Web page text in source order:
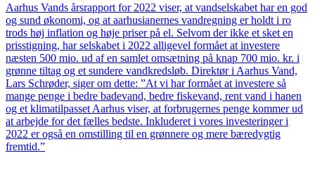
Aarhus Vands årsrapport for 2022 viser, at vandselskabet har en god
og sund økonomi, og at aarhusianernes vandregning er holdt i ro
trods høj inflation og høje priser på el. Selvom der ikke et sket en
prisstigning, har selskabet i 2022 alligevel formået at investere
næsten 500 mio. ud af en samlet omsætning på knap 700 mio. kr. i
grønne tiltag og et sundere vandkredsløb. Direktør i Aarhus Vand,
Lars Schrøder, siger om dette: ”At vi har formået at investere så
mange penge i bedre badevand, bedre fiskevand, rent vand i hanen
og et klimatilpasset Aarhus viser, at forbrugernes penge kommer ud
at arbejde for det fælles bedste. Inkluderet i vores investeringer i
2022 er også en omstilling til en grønnere og mere bæredygtig
fremtid.”